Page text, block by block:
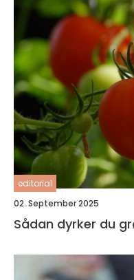
editorial
02. September 2025
Sådan dyrker du